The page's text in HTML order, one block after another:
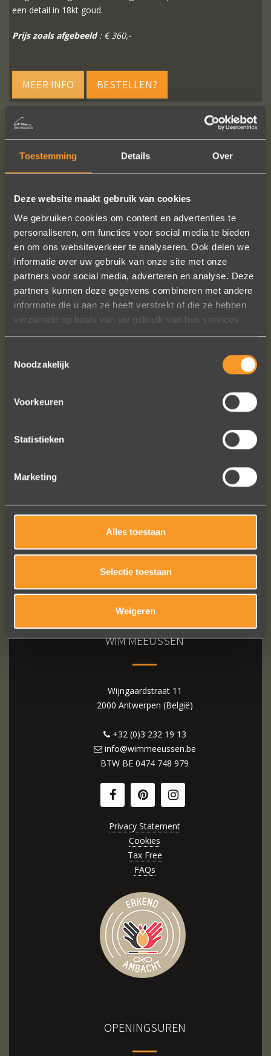
Toestemming Details Over
Deze website maakt gebruik van cookies
We gebruiken cookies om content en advertenties te
personaliseren, om functies voor social media te bieden
en om ons websiteverkeer te analyseren. Ook delen we
informatie over uw gebruik van onze site met onze
partners voor social media, adverteren en analyse. Deze
partners kunnen deze gegevens combineren met andere
informatie die u aan ze heeft verstrekt of die ze hebben
verzameld op basis van uw gebruik van hun services.
Noodzakelijk
Voorkeuren
Statistieken
Marketing
Alles toestaan
Selectie toestaan
Weigeren
een detail in 18kt goud.
Prijs zoals afgebeeld: € 360,-
MEER INFO BESTELLEN?
VOLG ONS OP SOCIALE MEDIA
Heel blij met onze trouwringen! Ruime
keuze en correcte prijzen! We werden
steeds heel vriendelijk geholpen.
Naomi Ilsbroux
WIM MEEUSSEN
Wijngaardstraat 11
2000 Antwerpen (België)
+32 (0)3 232 19 13
info@wimmeeussen.be
BTW BE 0474 748 979
Privacy Statement
Cookies
Tax Free
FAQs
OPENINGSUREN